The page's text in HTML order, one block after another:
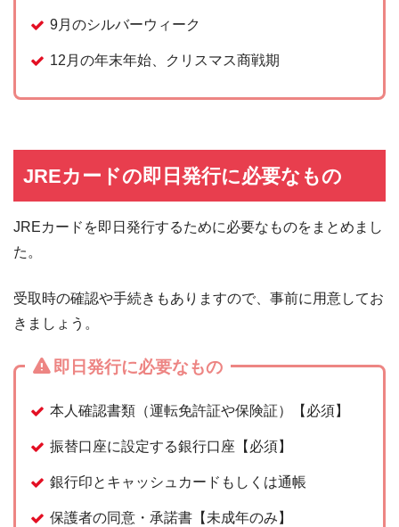
9月のシルバーウィーク
12月の年末年始、クリスマス商戦期
JREカードの即日発行に必要なもの
JREカードを即日発行するために必要なものをまとめまし
た。
受取時の確認や手続きもありますので、事前に用意してお
きましょう。
即日発行に必要なもの
本人確認書類（運転免許証や保険証）【必須】
振替口座に設定する銀行口座【必須】
銀行印とキャッシュカードもしくは通帳
保護者の同意・承諾書【未成年のみ】